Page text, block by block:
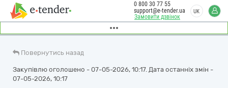
Замовити дзвінок
0 800 30 77 55
support@e-tender.ua
UK
Повернутись назад
Закупівлю оголошено - 07-05-2026, 10:17. Дата останніх змін -
07-05-2026, 10:17